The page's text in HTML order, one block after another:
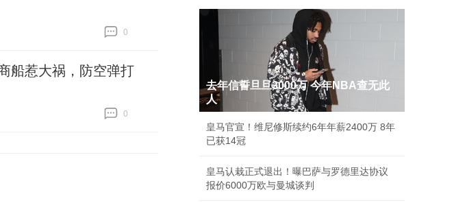
0
船惹大祸，防空弹打
0
去年信誓旦旦3000万 今年NBA查无此
人
皇马官宣！维尼修斯续约6年年薪2400万 8年
已获14冠
皇马认栽正式退出！曝巴萨与罗德里达协议
报价6000万欧与曼城谈判